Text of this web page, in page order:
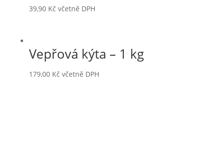
39,90 Kč včetně DPH
Vepřová kýta – 1 kg
179,00 Kč včetně DPH